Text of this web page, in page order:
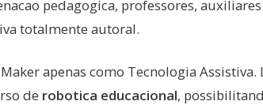
pedagogica, professores,
totalmente autoral.
apenas como Tecnologia Assistiva.
de robotica educacional,